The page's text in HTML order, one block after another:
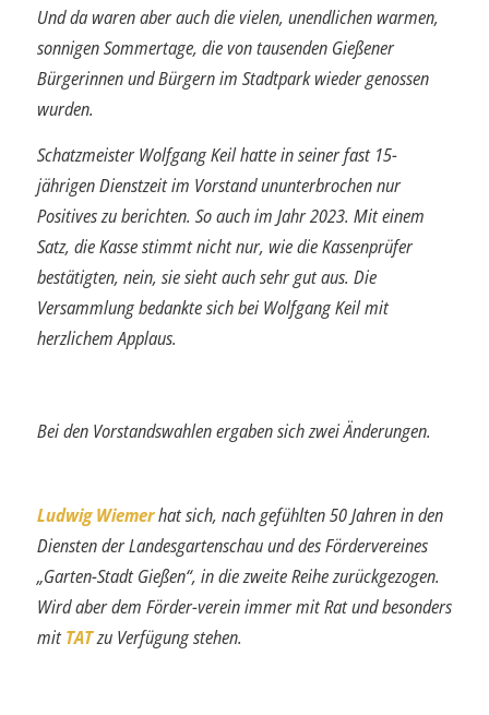
Und da waren aber auch die vielen, unendlichen warmen,
sonnigen Sommertage, die von tausenden Gießener
Bürgerinnen und Bür­gern im Stadtpark wieder genossen
wurden.
Schatzmeister Wolfgang Keil hatte in seiner fast 15-
jährigen Dienstzeit im Vorstand ununterbrochen nur
Positives zu berichten. So auch im Jahr 2023. Mit einem
Satz, die Kasse stimmt nicht nur, wie die Kassenprüfer
bestätigten, nein, sie sieht auch sehr gut aus. Die
Versammlung bedankte sich bei Wolfgang Keil mit
herzlichem Applaus.
Bei den Vorstandswahlen ergaben sich zwei Änderungen.
Ludwig Wiemerhat sich, nach gefühlten 50 Jahren in den
Diensten der Landes­gartenschau und des Fördervereines
„Garten-Stadt Gießen“, in die zweite Reihe zurückgezogen.
Wird aber dem Förder-verein immer mit Rat und besonders
mitTATzu Verfügung stehen.